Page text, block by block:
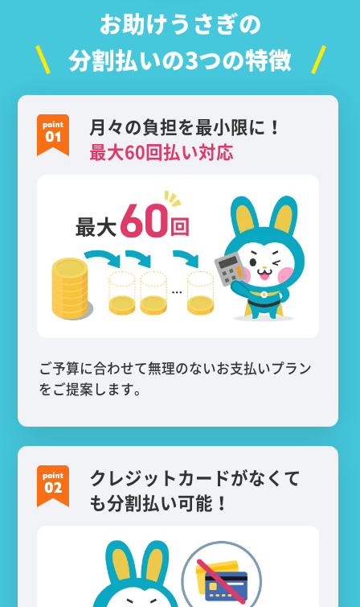
お助けうさぎの
分割払いの3つの特徴
月々の負担を最小限に！
最大60回払い対応
ご予算に合わせて無理のないお支払いプラン
をご提案します。
クレジットカードがなくて
も分割払い可能！